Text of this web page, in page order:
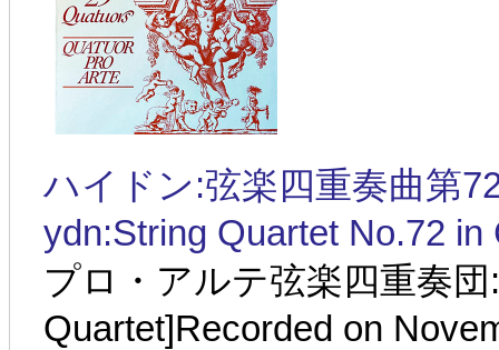
ハイドン:弦楽四重奏曲第
ydn:String Quartet No.72
プロ・アルテ弦楽四重奏
Quartet]Recorded on